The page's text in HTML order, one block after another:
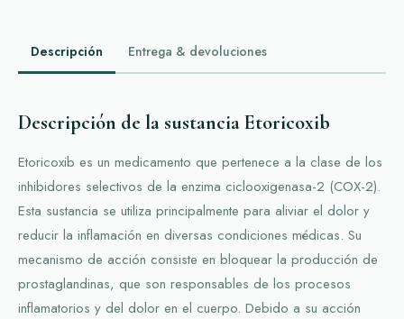
Descripción Entrega & devoluciones
Descripción de la sustancia Etoricoxib
Etoricoxib es un medicamento que pertenece a la clase de los
inhibidores selectivos de la enzima ciclooxigenasa-2 (COX-2).
Esta sustancia se utiliza principalmente para aliviar el dolor y
reducir la inflamación en diversas condiciones médicas. Su
mecanismo de acción consiste en bloquear la producción de
prostaglandinas, que son responsables de los procesos
inflamatorios y del dolor en el cuerpo. Debido a su acción